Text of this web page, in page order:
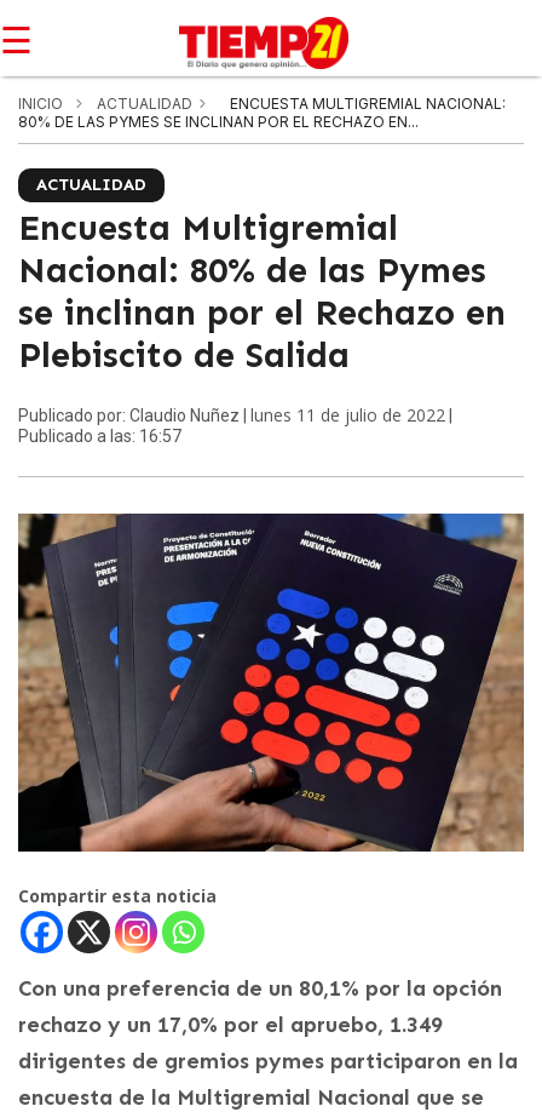
☰
INICIO ACTUALIDAD
ENCUESTA MULTIGREMIAL NACIONAL:
80% DE LAS PYMES SE INCLINAN POR EL RECHAZO EN...
ACTUALIDAD
Encuesta Multigremial
Nacional: 80% de las Pymes
se inclinan por el Rechazo en
Plebiscito de Salida
Publicado por: Claudio Nuñez | lunes 11 de julio de 2022
Publicado a las: 16:57
Compartir esta noticia
Con una preferencia de un 80,1% por la opción
rechazo y un 17,0% por el apruebo, 1.349
dirigentes de gremios pymes participaron en la
encuesta de la Multigremial Nacional que se